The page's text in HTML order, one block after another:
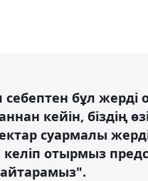
себептен бұл жерді
кейін, біздің
суармалы
келіп отырмыз